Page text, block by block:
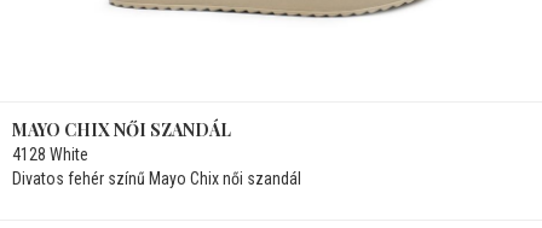
MAYO CHIX NŐI SZANDÁL
4128 White
Divatos fehér színű Mayo Chix női szandál